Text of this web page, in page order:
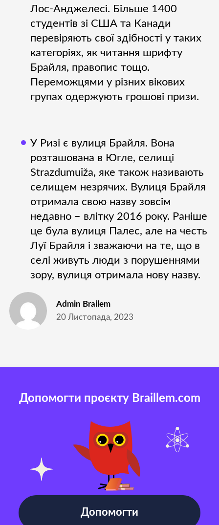
Лос-Анджелесі. Більше 1400
студентів зі США та Канади
перевіряють свої здібності у таких
категоріях, як читання шрифту
Брайля, правопис тощо.
Переможцями у різних вікових
групах одержують грошові призи.
У Ризі є вулиця Брайля. Вона
розташована в Югле, селищі
Strazdumuiža, яке також називають
селищем незрячих. Вулиця Брайля
отримала свою назву зовсім
недавно – влітку 2016 року. Раніше
це була вулиця Палес, але на честь
Луї Брайля і зважаючи на те, що в
селі живуть люди з порушеннями
зору, вулиця отримала нову назву.
Admin Brailem
20 Листопада, 2023
Допомогти проєкту Braillem.com
Допомогти